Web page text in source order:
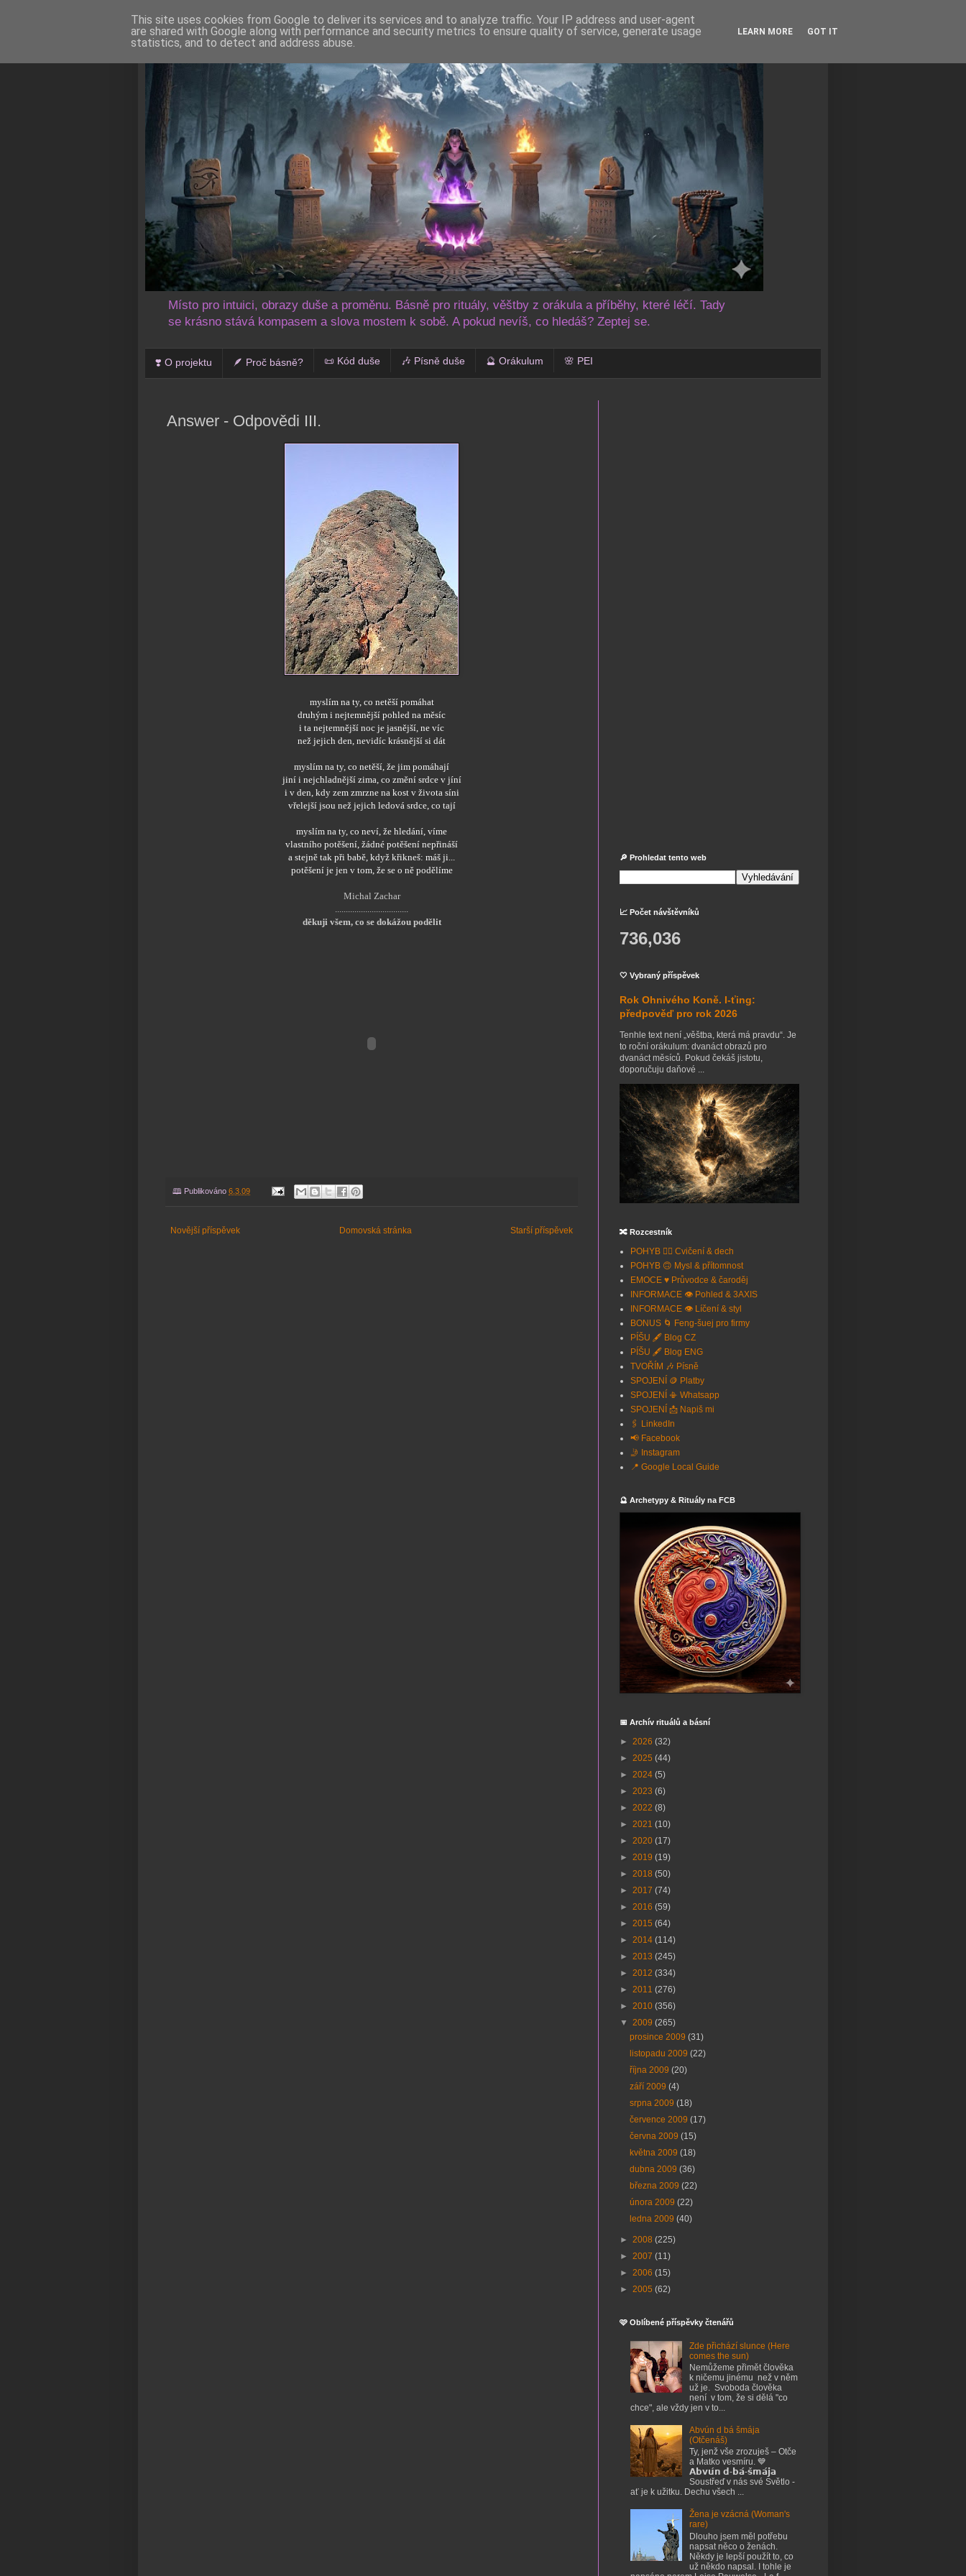
Místo pro intuici, obrazy duše a proměnu. Básně pro rituály, věštby z orákula a příběhy, které léčí. Tady
se krásno stává kompasem a slova mostem k sobě. A pokud nevíš, co hledáš? Zeptej se.
❣️ O projektu 🪶 Proč básně? 📜 Kód duše 🎶 Písně duše 🔮 Orákulum 🌸 PEI
Answer - Odpovědi III.
myslím na ty, co netěší pomáhat
druhým i nejtemnější pohled na měsíc
i ta nejtemnější noc je jasnější, ne víc
než jejich den, nevidíc krásnější si dát
myslím na ty, co netěší, že jim pomáhají
jiní i nejchladnější zima, co změní srdce v jíní
i v den, kdy zem zmrzne na kost v života síni
vřelejší jsou než jejich ledová srdce, co tají
myslím na ty, co neví, že hledání, víme
vlastního potěšení, žádné potěšení nepřináší
a stejně tak při babě, když křikneš: máš ji...
potěšení je jen v tom, že se o ně podělíme
Michal Zachar
děkuji všem, co se dokážou podělit
🕮 Publikováno 6.3.09
Novější příspěvek Starší příspěvek
Domovská stránka
🔎 Prohledat tento web
📈 Počet návštěvníků
736,036
🤍 Vybraný příspěvek
Rok Ohnivého Koně. I-ťing:
předpověď pro rok 2026
Tenhle text není „věštba, která má pravdu“. Je
to roční orákulum: dvanáct obrazů pro
dvanáct měsíců. Pokud čekáš jistotu,
doporučuju daňové ...
🔀 Rozcestník
POHYB 🧘‍♂️ Cvičení & dech
POHYB 🙃 Mysl & přítomnost
EMOCE ♥️ Průvodce & čaroděj
INFORMACE 👁️ Pohled & 3AXIS
INFORMACE 👁️ Líčení & styl
BONUS 🌀 Feng-šuej pro firmy
PÍŠU 🖋️ Blog CZ
PÍŠU 🖋️ Blog ENG
TVOŘÍM 🎶 Písně
SPOJENÍ 🪙 Platby
SPOJENÍ 📳 Whatsapp
SPOJENÍ 📩 Napiš mi
🖇️ LinkedIn
📢 Facebook
🤳 Instagram
📍 Google Local Guide
🔮 Archetypy & Rituály na FCB
📅 Archív rituálů a básní
► 2026 (32)
► 2025 (44)
► 2024 (5)
► 2023 (6)
► 2022 (8)
► 2021 (10)
► 2020 (17)
► 2019 (19)
► 2018 (50)
► 2017 (74)
► 2016 (59)
► 2015 (64)
► 2014 (114)
► 2013 (245)
► 2012 (334)
► 2011 (276)
► 2010 (356)
▼ 2009 (265)
prosince 2009(31)
listopadu 2009(22)
října 2009(20)
září 2009(4)
srpna 2009(18)
července 2009(17)
června 2009(15)
května 2009(18)
dubna 2009(36)
března 2009(22)
února 2009(22)
ledna 2009(40)
► 2008 (225)
► 2007 (11)
► 2006 (15)
► 2005 (62)
🩷 Oblíbené příspěvky čtenářů
Zde přichází slunce (Here
comes the sun)
Nemůžeme přimět člověka
k ničemu jinému než v něm
už je. Svoboda člověka
není v tom, že si dělá "co
chce", ale vždy jen v to...
Abvún d bá šmája
(Otčenáš)
Ty, jenž vše zrozuješ – Otče
a Matko vesmíru. 💙
𝗔𝗯𝘃𝘂́𝗻 𝗱-𝗯𝗮́-𝘀̌𝗺𝗮́𝗷𝗮
Soustřeď v nás své Světlo -
ať je k užitku. Dechu všech ...
Žena je vzácná (Woman's
rare)
Dlouho jsem měl potřebu
napsat něco o ženách.
Někdy je lepší použít to, co
už někdo napsal. I tohle je
This site uses cookies from Google to deliver its services and to analyze traffic. Your IP address and user-agent
are shared with Google along with performance and security metrics to ensure quality of service, generate usage
statistics, and to detect and address abuse.
LEARN MORE GOT IT